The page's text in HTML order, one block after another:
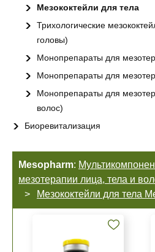
Мезококтейли для тела
Трихологические
головы)
Монопрепараты для
Монопрепараты для
Монопрепараты для
волос)
Биоревитализация
Mesopharm:
мезотерапии лица, тела и
Мезококтейли для тела